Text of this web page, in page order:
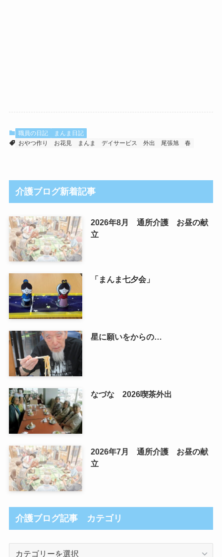
職員の日記
まんま日記
おやつ作り
お花見 まんま デイサービス 外出 尾張旭 春
介護ブログ新着記事
2026年8月 通所介護 お昼の献
立
「まんま七夕会」
星に願いをからの…
なづな 2026喫茶外出
2026年7月 通所介護 お昼の献
立
介護ブログ記事 カテゴリ